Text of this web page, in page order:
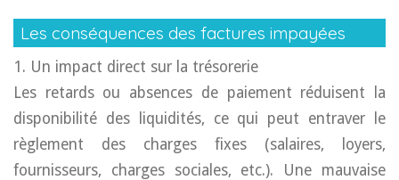
Les conséquences des factures impayées
1. Un impact direct sur la trésorerie
Les retards ou absences de paiement réduisent la
disponibilité des liquidités, ce qui peut entraver le
règlement des charges fixes (salaires, loyers,
fournisseurs, charges sociales, etc.). Une mauvaise